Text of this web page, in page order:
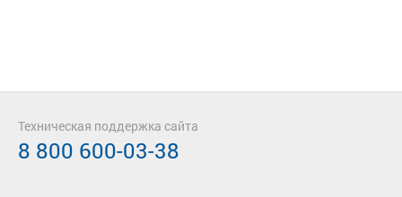
Техническая поддержка сайта
8 800 600-03-38